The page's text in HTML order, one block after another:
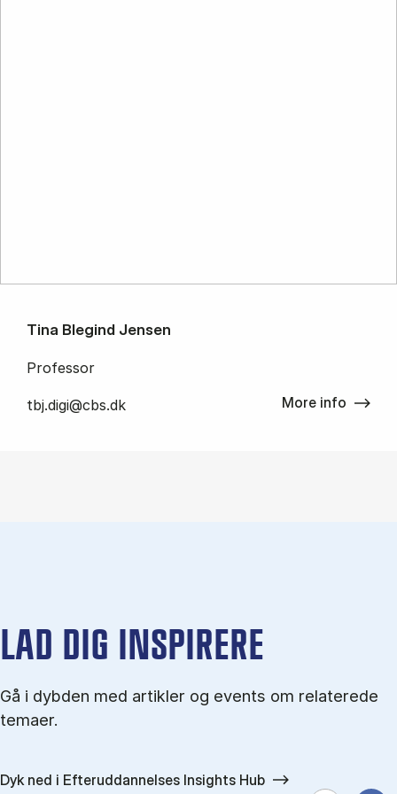
Tina Blegind Jensen
Professor
tbj.digi@cbs.dk More info
LAD DIG INSPIRERE
Gå i dybden med artikler og events om relaterede
temaer.
Dyk ned i Efteruddannelses Insights Hub